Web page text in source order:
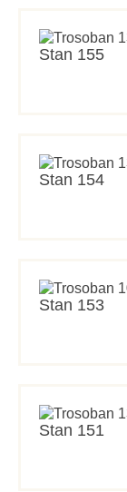
Stan 155
Stan 154
Stan 153
Stan 151